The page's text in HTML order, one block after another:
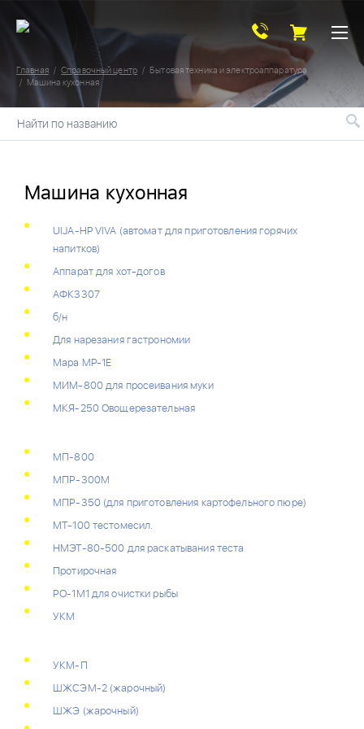
Главная Справочный центр
Бытовая техника и электроаппаратура
Машина кухонная
Найти по названию
Машина кухонная
UIJA-HP VIVA (автомат для приготовления горячих
напитков)
Аппарат для хот-догов
АФК3307
б/н
Для нарезания гастрономии
Мара MP-1Е
МИМ-800 для просеивания муки
МКЯ-250 Овощерезательная
МП-800
МПР-300М
МПР-350 (для приготовления картофельного пюре)
МТ-100 тестомесил.
НМЭТ-80-500 для раскатывания теста
Протирочная
РО-1М1 для очистки рыбы
УКМ
УКМ-П
ШЖСЭМ-2 (жарочный)
ШЖЭ (жарочный)